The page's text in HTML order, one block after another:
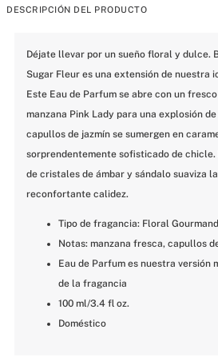
DESCRIPCIÓN DEL PRODUCTO
Déjate llevar por un sueño floral y dulce.
Sugar Fleur es una extensión de nuestra
Este Eau de Parfum se abre con un
manzana Pink Lady para una explosión
capullos de jazmín se sumergen en
sorprendentemente sofisticado de chicle.
de cristales de ámbar y sándalo suaviza
reconfortante calidez.
Tipo de fragancia: Floral Gourmand
Notas: manzana fresca, capullos
Eau de Parfum es nuestra versión
de la fragancia
100 ml/3.4 fl oz.
Doméstico